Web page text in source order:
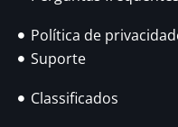
Política de
Suporte
Classificados